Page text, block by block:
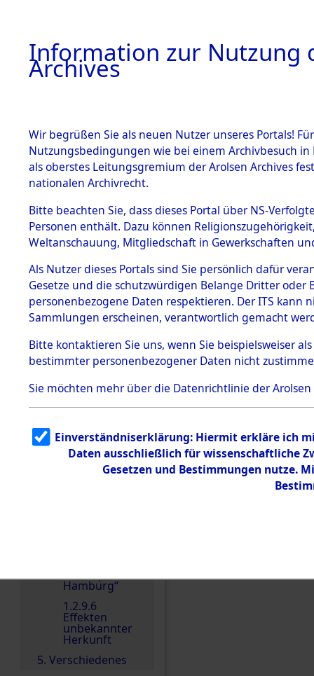
BESTÄNDE
1.
Inhaftierungsdoku
mente
1.2.9 Beim ITS
Effekten
1.2.9.1
Effekten aus
dem KZ
Dachau
1.2.9.2
Effekten aus
dem KZ
Bayerisches
1.2.9.3
Effekten aus
dem KZ
Neuengamm
Hamburg“
1.2.9.6
Effekten
unbekannter
Herkunft
5. Verschiedenes
0003
Einen Kommentar
Information zur Nutzung
Archives
Wir begrüßen Sie als neuen Nutzer unseres Portals!
Nutzungsbedingungen wie bei einem Archivbesuch
als oberstes Leitungsgremium der Arolsen Archives
nationalen Archivrecht.
Bitte beachten Sie, dass dieses Portal über NS-
Personen enthält. Dazu können
Weltanschauung, Mitgliedschaft in Gewerkschaften
Als Nutzer dieses Portals sind Sie persönlich dafür
Gesetze und die schutzwürdigen Belange Dritter
personenbezogene Daten respektieren. Der ITS
Sammlungen erscheinen, verantwortlich gemacht
Bitte kontaktieren Sie uns, wenn Sie beispielsweiser
bestimmter personenbezogener Daten nicht
Sie möchten mehr über die Datenrichtlinie der Arolsen
Einverständniserklärung: Hiermit erkläre ich
Daten ausschließlich für wissenschaftliche
Gesetzen und Bestimmungen nutze.